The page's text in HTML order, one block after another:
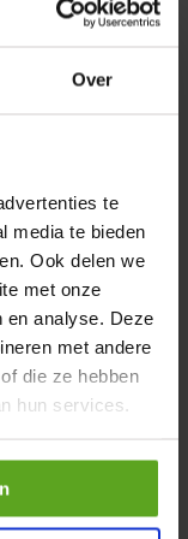
Over
te
media te bieden
Ook delen we
met onze
en analyse. Deze
met andere
die ze hebben
hun services.
+